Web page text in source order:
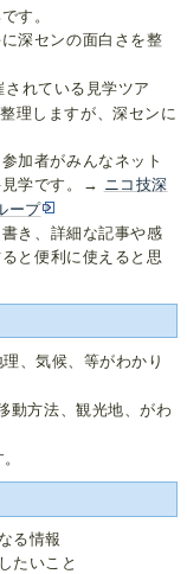
す。
深センの面白さを整
れている見学ツア
理しますが、深センに
加者がみんなネット
見学です。→ ニコ技深
ープ
き、詳細な記事や感
と便利に使えると思
、気候、等がわかり
動方法、観光地、がわ
る情報
たいこと